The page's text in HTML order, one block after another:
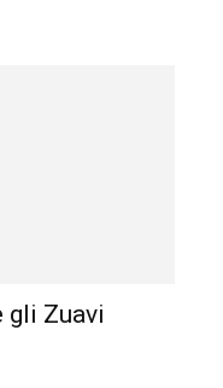
gli Zuavi